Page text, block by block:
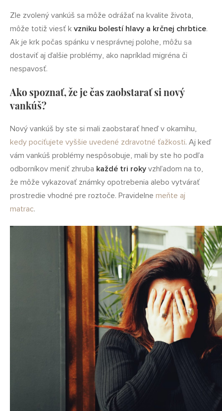
Zle zvolený vankúš sa môže odrážať na kvalite života,
môže totiž viesť k vzniku bolestí hlavy a krčnej chrbtice.
Ak je krk počas spánku v nesprávnej polohe, môžu sa
dostaviť aj ďalšie problémy, ako napríklad migréna či
nespavosť.
Ako spoznať, že je čas zaobstarať si nový
vankúš?
Nový vankúš by ste si mali zaobstarať hneď v okamihu,
kedy pociťujete vyššie uvedené zdravotné ťažkosti. Aj keď
vám vankúš problémy nespôsobuje, mali by ste ho podľa
odborníkov meniť zhruba každé tri roky vzhľadom na to,
že môže vykazovať známky opotrebenia alebo vytvárať
prostredie vhodné pre roztoče. Pravidelne meňte aj
matrac.